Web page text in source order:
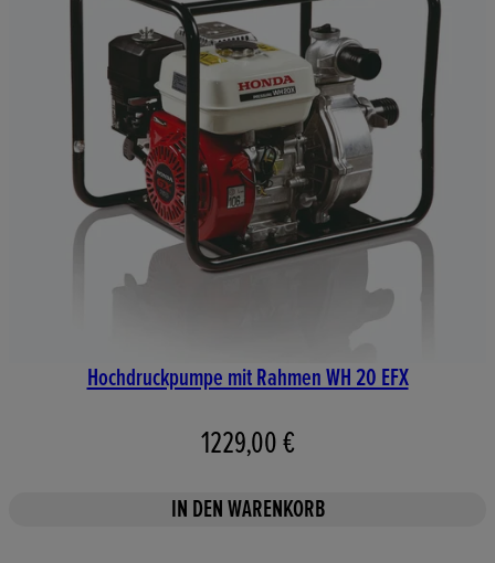
Hochdruckpumpe mit Rahmen WH 20 EFX
1229,00 €
IN DEN WARENKORB